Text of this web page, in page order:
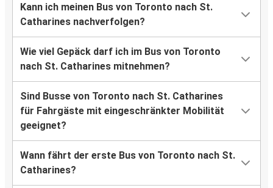
Kann ich meinen Bus von Toronto nach St.
Catharines nachverfolgen?
Wie viel Gepäck darf ich im Bus von Toronto
nach St. Catharines mitnehmen?
Sind Busse von Toronto nach St. Catharines
für Fahrgäste mit eingeschränkter Mobilität
geeignet?
Wann fährt der erste Bus von Toronto nach St.
Catharines?